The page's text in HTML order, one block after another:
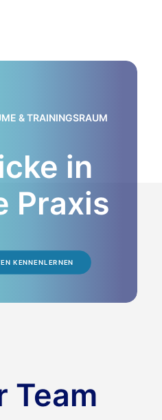
& TRAININGSRAUM
in
Praxis
KENNENLERNEN
Team